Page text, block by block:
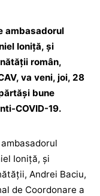
ambasadorul
Ioniţă, şi
român,
va veni, joi, 28
bune
COVID-19.
Ioniță, și
Andrei Baciu,
de Coordonare a